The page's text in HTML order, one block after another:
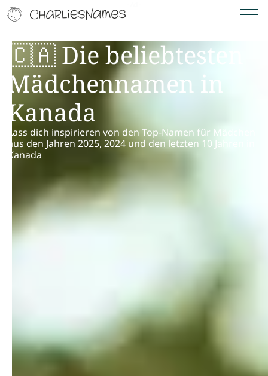
🇨🇦 Die beliebtesten
Mädchennamen in
Kanada
Lass dich inspirieren von den Top-Namen für Mädchen
aus den Jahren 2025, 2024 und den letzten 10 Jahren in
Kanada